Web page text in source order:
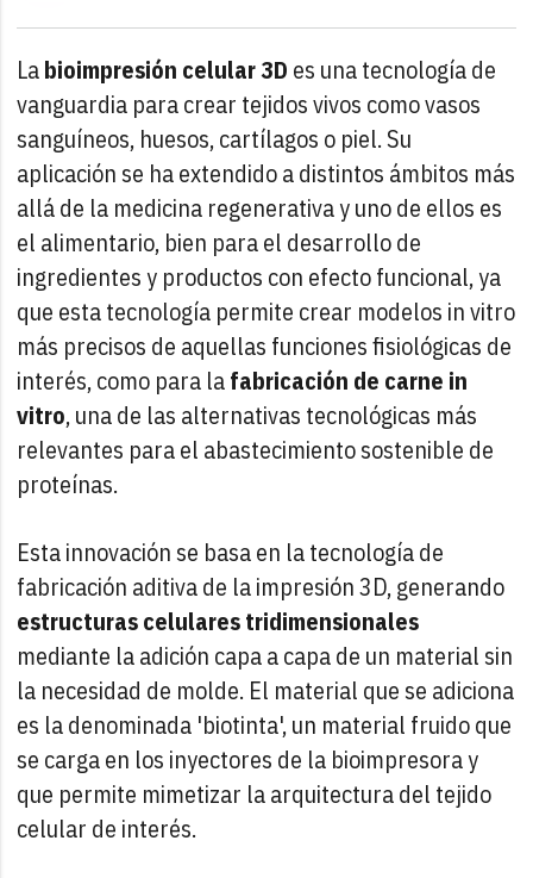
Labioimpresión celular 3D es una tecnología de
vanguardia para crear tejidos vivos como vasos
sanguíneos, huesos, cartílagos o piel. Su
aplicación se ha extendido a distintos ámbitos más
allá de la medicina regenerativa y uno de ellos es
el alimentario, bien para el desarrollo de
ingredientes y productos con efecto funcional, ya
que esta tecnología permite crear modelos in vitro
más precisos de aquellas funciones fisiológicas de
interés, como para lafabricación de carne in
vitro, una de las alternativas tecnológicas más
relevantes para el abastecimiento sostenible de
proteínas.
Esta innovación se basa en la tecnología de
fabricación aditiva de la impresión 3D, generando
estructuras celulares tridimensionales
mediante la adición capa a capa de un material sin
la necesidad de molde. El material que se adiciona
es la denominada 'biotinta', un material fruido que
se carga en los inyectores de la bioimpresora y
que permite mimetizar la arquitectura del tejido
celular de interés.